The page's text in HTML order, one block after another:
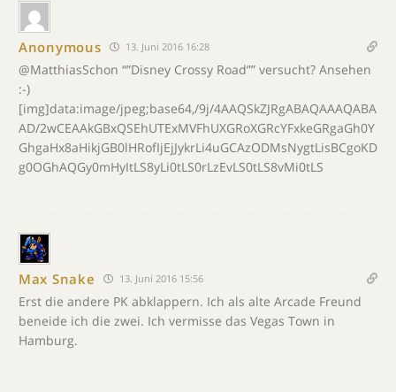
Anonymous 13. Juni 2016 16:28
@MatthiasSchon “”Disney Crossy Road”” versucht? Ansehen
:-)
[img]data:image/jpeg;base64,/9j/4AAQSkZJRgABAQAAAQABA
AD/2wCEAAkGBxQSEhUTExMVFhUXGRoXGRcYFxkeGRgaGh0Y
GhgaHx8aHikjGB0lHRofIjEjJykrLi4uGCAzODMsNygtLisBCgoKD
g0OGhAQGy0mHyItLS8yLi0tLS0rLzEvLS0tLS8vMi0tLS
Max Snake 13. Juni 2016 15:56
Erst die andere PK abklappern. Ich als alte Arcade Freund
beneide ich die zwei. Ich vermisse das Vegas Town in
Hamburg.